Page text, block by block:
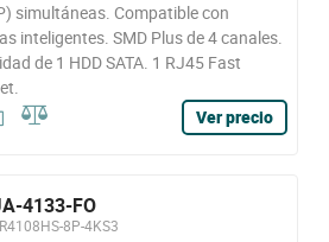
simultáneas. Compatible con
inteligentes. SMD Plus de 4 canales.
de 1 HDD SATA. 1 RJ45 Fast
Ver precio
4133-FO
8P-4KS3